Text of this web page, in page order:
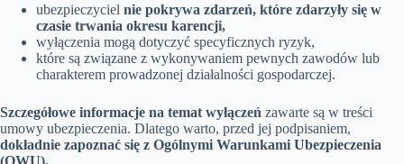
ubezpieczyciel nie pokrywa zdarzeń, które zdarzyły się w
czasie trwania okresu karencji,
wyłączenia mogą dotyczyć specyficznych ryzyk,
które są związane z wykonywaniem pewnych zawodów lub
charakterem prowadzonej działalności gospodarczej.
Szczegółowe informacje na temat wyłączeń zawarte są w treści
umowy ubezpieczenia. Dlatego warto, przed jej podpisaniem,
dokładnie zapoznać się z Ogólnymi Warunkami Ubezpieczenia
(OWU).